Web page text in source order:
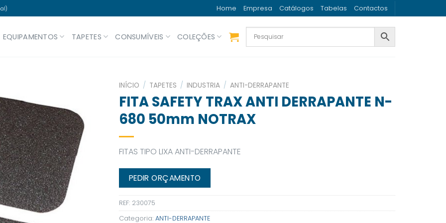
Home Empresa Catálogos Tabelas Contactos
EQUIPAMENTOS TAPETES CONSUMÍVEIS COLEÇÕES
INÍCIO / TAPETES / INDUSTRIA / ANTI-DERRAPANTE
FITA SAFETY TRAX ANTI DERRAPANTE N-
680 50mm NOTRAX
FITAS TIPO LIXA ANTI-DERRAPANTE
PEDIR ORÇAMENTO
REF: 230075
Categoria: ANTI-DERRAPANTE